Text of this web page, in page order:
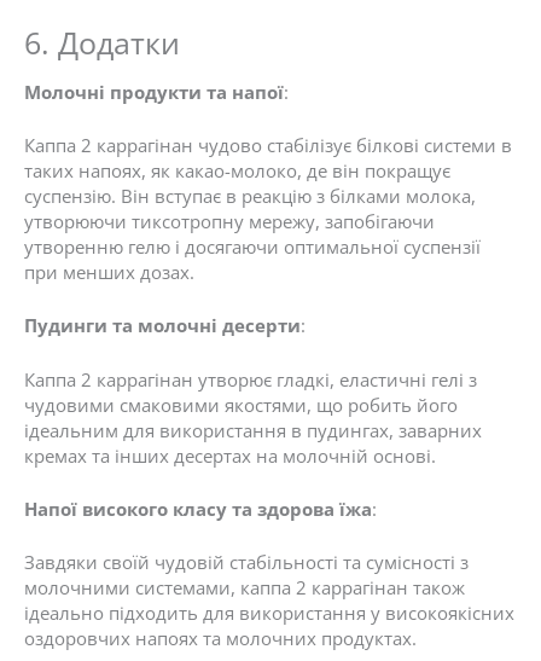
6. Додатки
Молочні продукти та напої:
Каппа 2 каррагінан чудово стабілізує білкові системи в
таких напоях, як какао-молоко, де він покращує
суспензію. Він вступає в реакцію з білками молока,
утворюючи тиксотропну мережу, запобігаючи
утворенню гелю і досягаючи оптимальної суспензії
при менших дозах.
Пудинги та молочні десерти:
Каппа 2 каррагінан утворює гладкі, еластичні гелі з
чудовими смаковими якостями, що робить його
ідеальним для використання в пудингах, заварних
кремах та інших десертах на молочній основі.
Напої високого класу та здорова їжа:
Завдяки своїй чудовій стабільності та сумісності з
молочними системами, каппа 2 каррагінан також
ідеально підходить для використання у високоякісних
оздоровчих напоях та молочних продуктах.